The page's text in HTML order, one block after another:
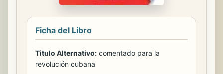
Ficha del Libro
Titulo Alternativo: comentado para la
revolución cubana